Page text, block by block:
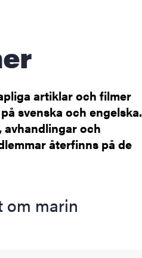
artiklar och filmer
svenska och engelska.
och
återfinns på de
om marin